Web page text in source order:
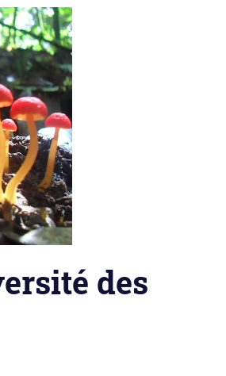
des